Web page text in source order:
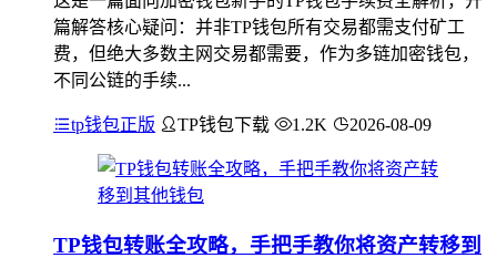
篇解答核心疑问：并非TP钱包所有交易都需支付矿工
费，但绝大多数主网交易都需要，作为多链加密钱包，
不同公链的手续...
tp钱包正版 TP钱包下载 1.2K 2026-08-09
TP钱包转账全攻略，手把手教你将资产转移到